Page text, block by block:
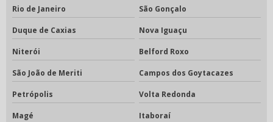
Rio de Janeiro São Gonçalo
Duque de Caxias Nova Iguaçu
Niterói Belford Roxo
São João de Meriti Campos dos Goytacazes
Petrópolis Volta Redonda
Magé Itaboraí